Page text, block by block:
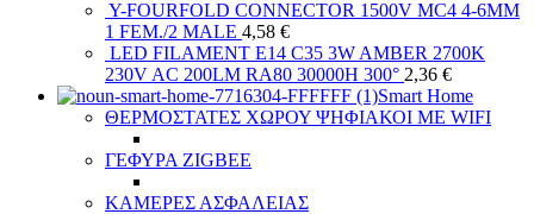
Y-FOURFOLD CONNECTOR 1500V MC4 4-6MM
1 FEM./2 MALE 4,58 €
LED FILAMENT E14 C35 3W AMBER 2700K
230V AC 200LM RA80 30000H 300° 2,36 €
Smart Home
ΘΕΡΜΟΣΤΑΤΕΣ ΧΩΡΟΥ ΨΗΦΙΑΚΟΙ ΜΕ WIFI
ΓΕΦΥΡΑ ZIGBEE
ΚΑΜΕΡΕΣ ΑΣΦΑΛΕΙΑΣ